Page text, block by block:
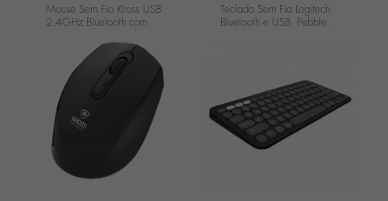
Mouse Sem Fio Kross USB
2.4GHz Bluetooth com
Preto KE-M611
Teclado Sem Fio Logitech,
Bluetooth e USB, Pebble